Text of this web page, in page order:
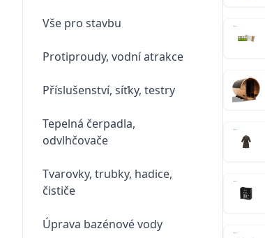
Vše pro stavbu
Protiproudy, vodní atrakce
Příslušenství, síťky, testry
Tepelná čerpadla,
odvlhčovače
Tvarovky, trubky, hadice,
čističe
Úprava bazénové vody